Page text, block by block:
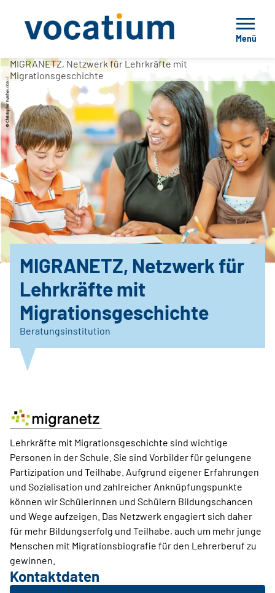
Menü
MIGRANETZ, Netzwerk für Lehrkräfte mit
Migrationsgeschichte
MIGRANETZ, Netzwerk für
Lehrkräfte mit
Migrationsgeschichte
Beratungsinstitution
Lehrkräfte mit Migrationsgeschichte sind wichtige
Personen in der Schule. Sie sind Vorbilder für gelungene
Partizipation und Teilhabe. Aufgrund eigener Erfahrungen
und Sozialisation und zahlreicher Anknüpfungspunkte
können wir Schülerinnen und Schülern Bildungschancen
und Wege aufzeigen. Das Netzwerk engagiert sich daher
für mehr Bildungserfolg und Teilhabe, auch um mehr junge
Menschen mit Migrationsbiografie für den Lehrerberuf zu
gewinnen.
Kontaktdaten